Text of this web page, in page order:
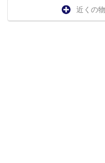
近くの